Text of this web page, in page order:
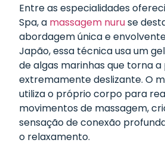
Entre as especialidades
Spa, a massagem nuruse
abordagem única e
Japão, essa técnica usa um
de algas marinhas que torna a
extremamente deslizante. O
utiliza o próprio corpo para
movimentos de massagem,
sensação de conexão
o relaxamento.